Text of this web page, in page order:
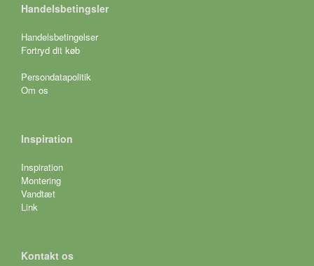
Handelsbetingsler
Handelsbetingelser
Fortryd dit køb
Persondatapolitik
Om os
Inspiration
Inspiration
Montering
Vandtæt
Link
Kontakt os